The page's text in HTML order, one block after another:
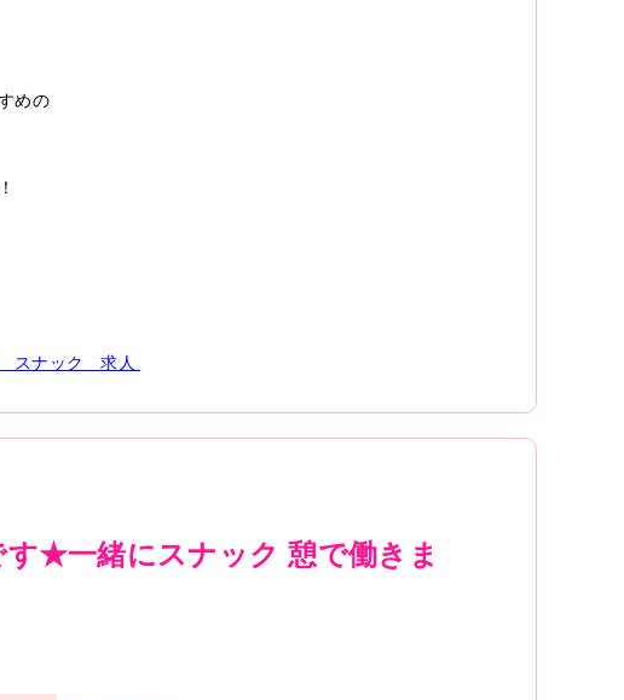
めの
スナック 求人
★一緒にスナック 憩で働きま